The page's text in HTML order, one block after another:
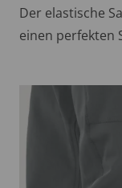
Der elastische
einen perfekten